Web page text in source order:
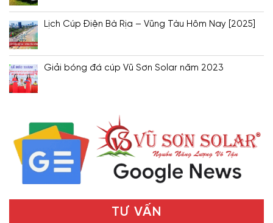
Lịch Cúp Điện Bà Rịa – Vũng Tàu Hôm Nay [2025]
Giải bóng đá cúp Vũ Sơn Solar năm 2023
TƯ VẤN